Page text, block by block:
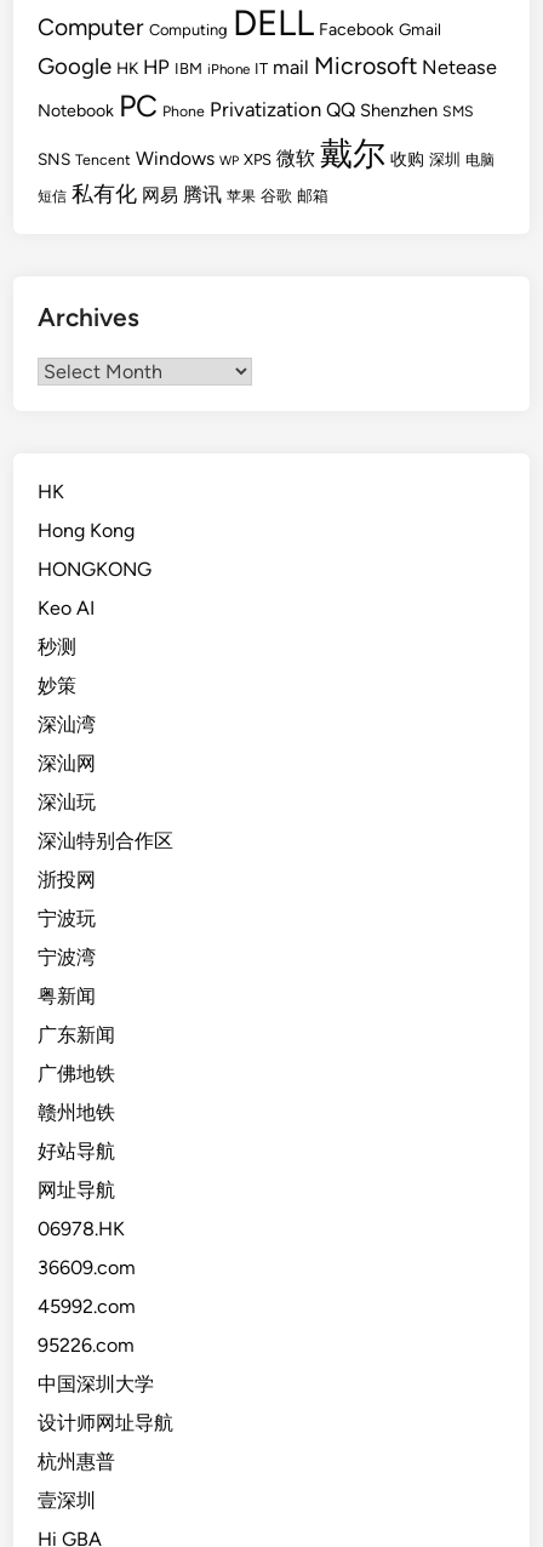
Computer Computing DELL Facebook Gmail
Google HK HP IBM iPhone IT mail Microsoft Netease
Notebook PC Phone Privatization QQ Shenzhen SMS
SNS Tencent Windows WP XPS 微软 戴尔 收购 深圳 电脑
短信 私有化 网易 腾讯 苹果 谷歌 邮箱
Archives
Archives
HK
Hong Kong
HONGKONG
Keo AI
秒测
妙策
深汕湾
深汕网
深汕玩
深汕特别合作区
浙投网
宁波玩
宁波湾
粤新闻
广东新闻
广佛地铁
赣州地铁
好站导航
网址导航
06978.HK
36609.com
45992.com
95226.com
中国深圳大学
设计师网址导航
杭州惠普
壹深圳
Hi GBA